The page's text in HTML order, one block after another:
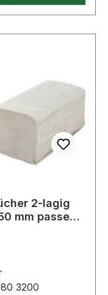
lagig
mm passend
3200